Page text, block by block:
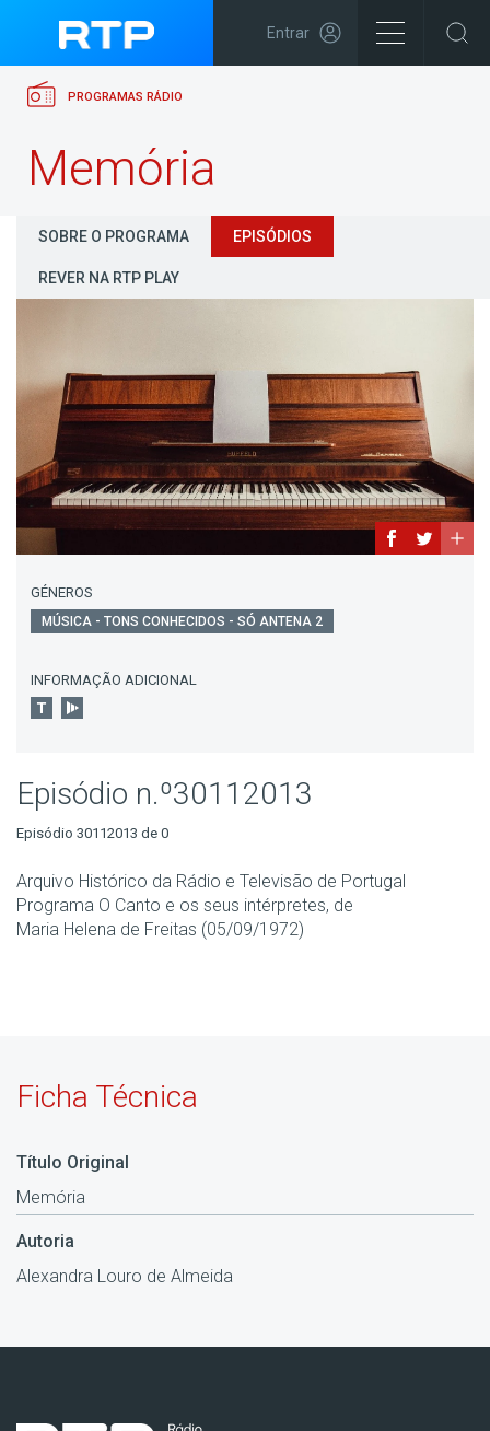
Entrar
PROGRAMAS RÁDIO
Memória
SOBRE O PROGRAMA EPISÓDIOS
REVER NA RTP PLAY
GÉNEROS
MÚSICA - TONS CONHECIDOS - SÓ ANTENA 2
INFORMAÇÃO ADICIONAL
Episódio n.º30112013
Episódio 30112013 de 0
Arquivo Histórico da Rádio e Televisão de Portugal
Programa O Canto e os seus intérpretes, de
Maria Helena de Freitas (05/09/1972)
Ficha Técnica
Título Original
Memória
Autoria
Alexandra Louro de Almeida